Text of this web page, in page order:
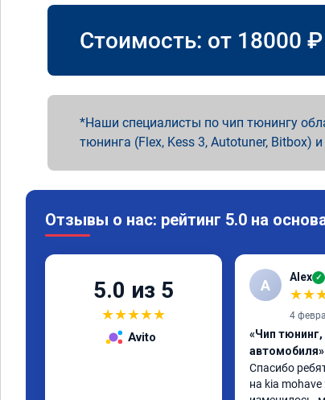
Стоимость: от 18000 ₽
Наши специалисты по чип тюнингу
тюнинга (Flex, Kess 3, Autotuner, Bitbox)
Отзывы о нас: рейтинг 5.0 на
5.0 из 5
★★★★★
Avito
A Alex ✓
★★
4
«Чип
автомобиля»
Спасибо
на kia